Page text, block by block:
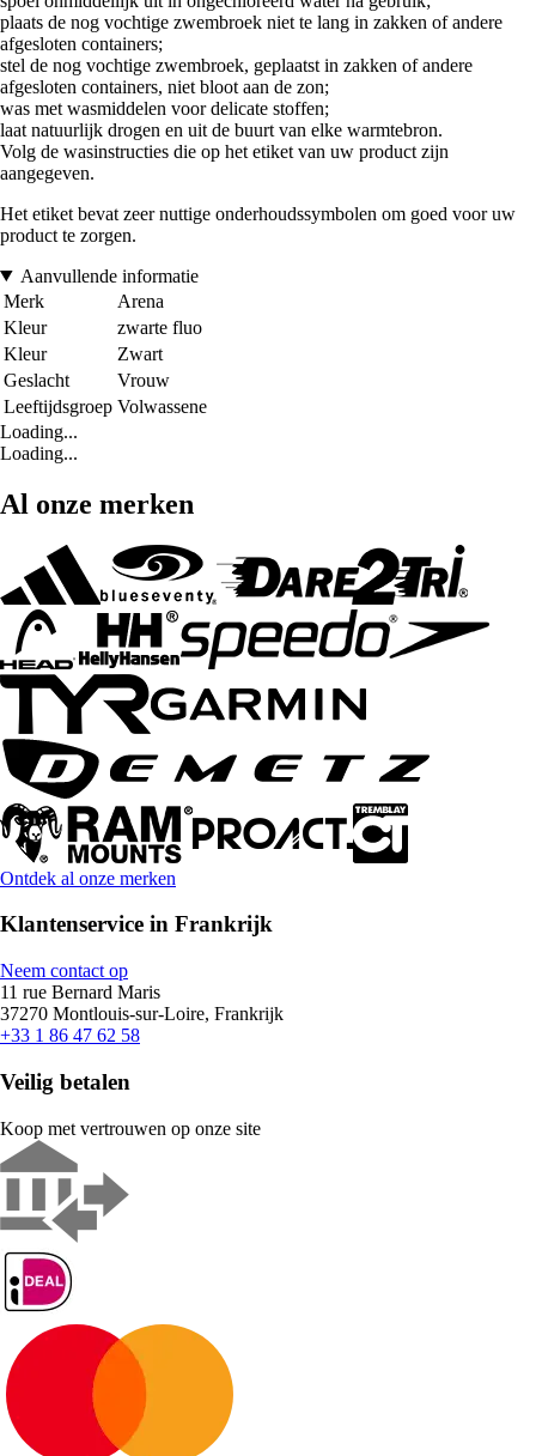
plaats de nog vochtige zwembroek niet te lang in zakken of andere
afgesloten containers;
stel de nog vochtige zwembroek, geplaatst in zakken of andere
afgesloten containers, niet bloot aan de zon;
was met wasmiddelen voor delicate stoffen;
laat natuurlijk drogen en uit de buurt van elke warmtebron.
Volg de wasinstructies die op het etiket van uw product zijn
aangegeven.
Het etiket bevat zeer nuttige onderhoudssymbolen om goed voor uw
product te zorgen.
Aanvullende informatie
Merk
Arena
Kleur
zwarte fluo
Kleur
Zwart
Geslacht
Vrouw
Leeftijdsgroep Volwassene
Loading...
Loading...
Al onze merken
Ontdek al onze merken
Klantenservice in Frankrijk
Neem contact op
11 rue Bernard Maris
37270 Montlouis-sur-Loire, Frankrijk
+33 1 86 47 62 58
Veilig betalen
Koop met vertrouwen op onze site